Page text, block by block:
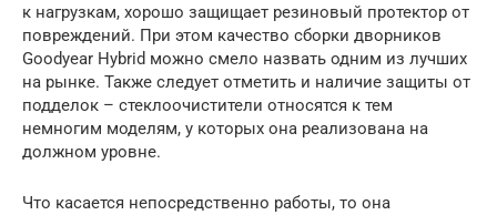
к нагрузкам, хорошо защищает резиновый протектор от
повреждений. При этом качество сборки дворников
Goodyear Hybrid можно смело назвать одним из лучших
на рынке. Также следует отметить и наличие защиты от
подделок – стеклоочистители относятся к тем
немногим моделям, у которых она реализована на
должном уровне.
Что касается непосредственно работы, то она